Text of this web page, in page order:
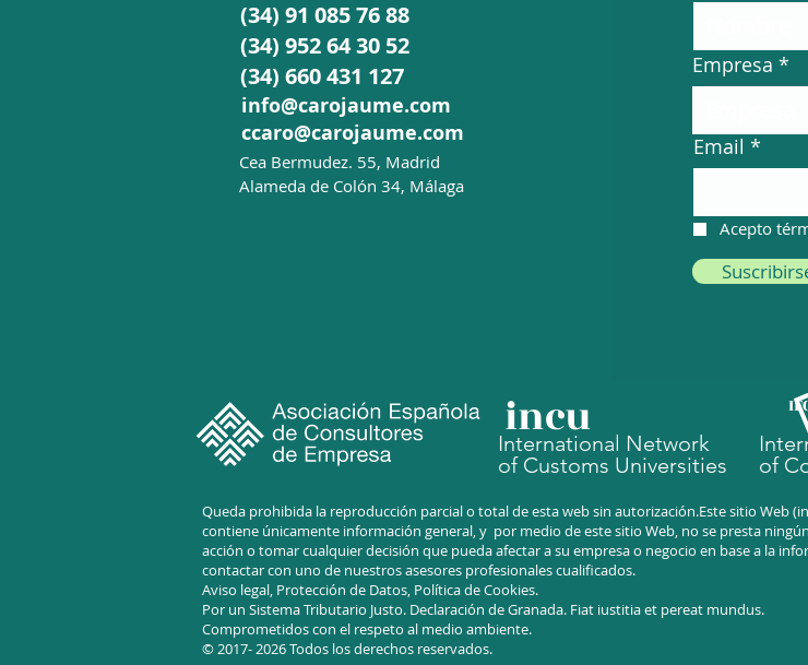
emisión para 2026-2030
(34) 91 085 76 88
(34) 952 64 30 52
(34) 660 431 127
info@carojaume.com
ccaro@carojaume.com
Cea Bermudez. 55, Madrid
Alameda de Colón 34, Málaga
Empresa
Email
Acepto
incu
International Network
of Customs Universities
of
Queda prohibida la reproducción parcial o total de esta web sin autorización.Este sitio Web
contiene únicamente información general, y por medio de este sitio Web, no se presta
acción o tomar cualquier decisión que pueda afectar a su empresa o negocio en base a la
contactar con uno de nuestros asesores profesionales cualificados.
Aviso legal, Protección de Datos, Política de Cookies.
Por un Sistema Tributario Justo. Declaración de Granada. Fiat iustitia et pereat mundus.
Comprometidos con el respeto al medio ambiente.
© 2017- 2026 Todos los derechos reservados.